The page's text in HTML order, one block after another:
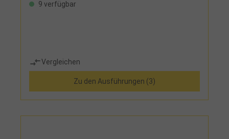
9 verfügbar
Vergleichen
Zu den Ausführungen (3)